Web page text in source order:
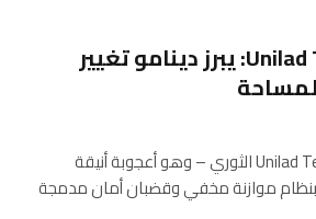
سرير أريكة Unilad Tech: يبرز دينامو تغيير
اكتشف سرير الأريكة Unilad Tech الثوري – وهو أعجوبة أنيقة
موازنة مخفي وقضبان أمان مدمجة